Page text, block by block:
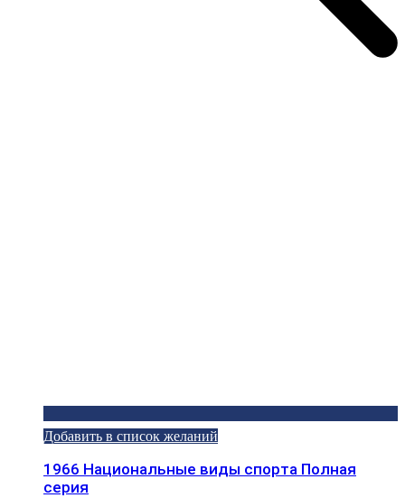
Добавить в список желаний
1966 Национальные виды спорта Полная
серия